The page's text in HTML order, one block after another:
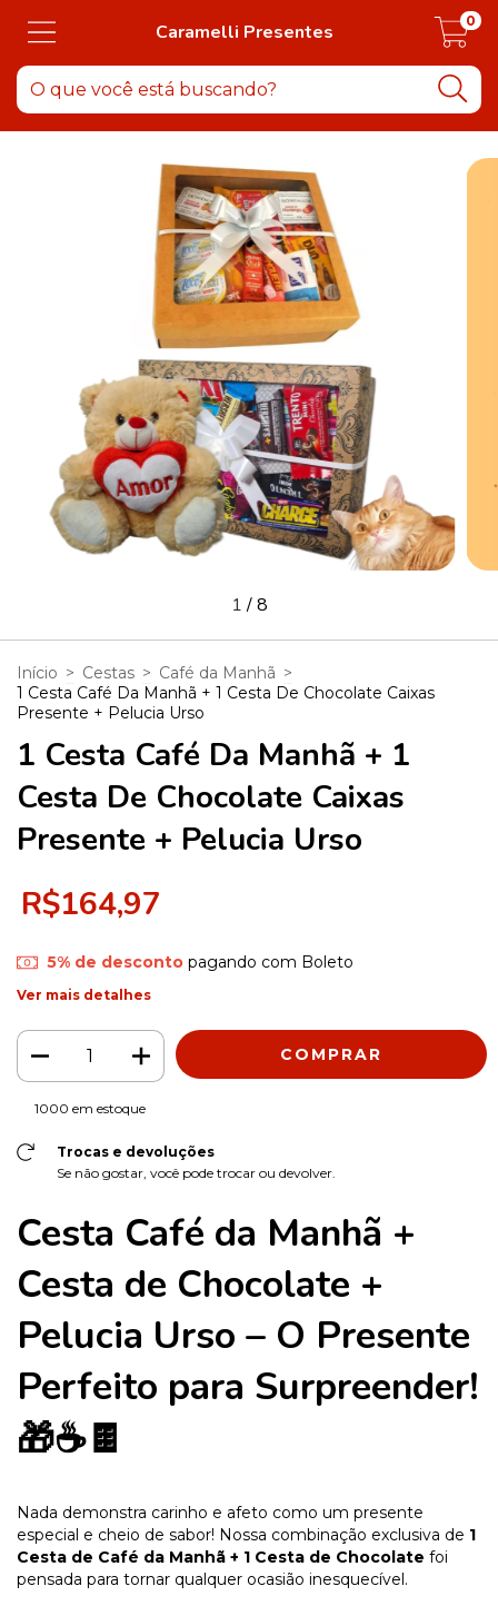
Caramelli Presentes 0
1/8
Início > Cestas > Café da Manhã >
1 Cesta Café Da Manhã + 1 Cesta De Chocolate Caixas
Presente + Pelucia Urso
1 Cesta Café Da Manhã + 1
Cesta De Chocolate Caixas
Presente + Pelucia Urso
R$164,97
5% de descontopagando com Boleto
Ver mais detalhes
1000 em estoque
Trocas e devoluções
Se não gostar, você pode trocar ou devolver.
Cesta Café da Manhã +
Cesta de Chocolate +
Pelucia Urso – O Presente
Perfeito para Surpreender!
🎁☕🍫
Nada demonstra carinho e afeto como um presente
especial e cheio de sabor! Nossa combinação exclusiva de 1
Cesta de Café da Manhã + 1 Cesta de Chocolate foi
pensada para tornar qualquer ocasião inesquecível.